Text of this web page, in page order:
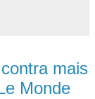
mais
Monde